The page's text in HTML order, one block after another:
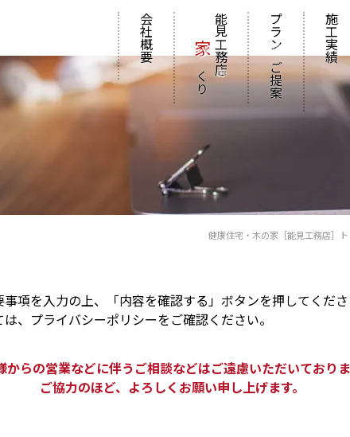
会社概要 能見工務店
の
家
づくり
プラン
の
ご提案
施工実績
健康住宅・木の家［能見工務店］
項を入力の上、「内容を確認する」ボタンを押してくだ
、 プライバシーポリシーをご確認ください。
からの営業などに伴うご相談などはご遠慮いただいており
ご協力のほど、よろしくお願い申し上げます。